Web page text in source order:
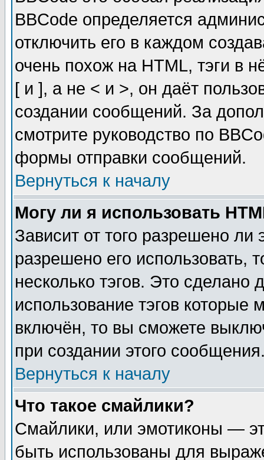
BBCode определяется
отключить его в каждом
очень похож на HTML, тэги в
[ и ], а не < и >, он даёт
создании сообщений. За
смотрите руководство по
формы отправки сообщений.
Вернуться к началу
Могу ли я использовать
Зависит от того разрешено
разрешено его использовать,
несколько тэгов. Это сделано
использование тэгов
включён, то вы сможете
при создании этого
Вернуться к началу
Что такое смайлики?
Смайлики, или эмотиконы —
быть использованы для